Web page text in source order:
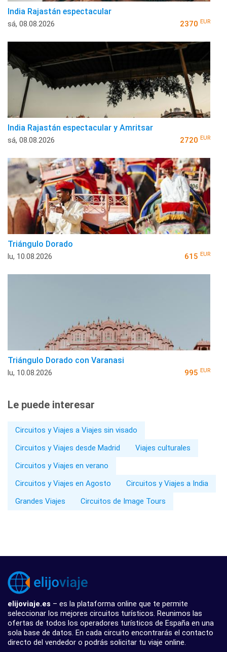
India Rajastán espectacular
sá, 08.08.2026 2370 EUR
India Rajastán espectacular y Amritsar
sá, 08.08.2026 2720 EUR
Triángulo Dorado
lu, 10.08.2026 615 EUR
Triángulo Dorado con Varanasi
lu, 10.08.2026 995 EUR
Le puede interesar
Circuitos y Viajes a Viajes sin visado
Circuitos y Viajes desde Madrid
Viajes culturales
Circuitos y Viajes en verano
Circuitos y Viajes en Agosto
Circuitos y Viajes a India
Grandes Viajes
Circuitos de Image Tours
elijoviaje.es – es la plataforma online que te permite
seleccionar los mejores circuitos turísticos. Reunimos las
ofertas de todos los operadores turísticos de España en una
sola base de datos. En cada circuito encontrarás el contacto
directo del vendedor o podrás solicitar tu viaje online.